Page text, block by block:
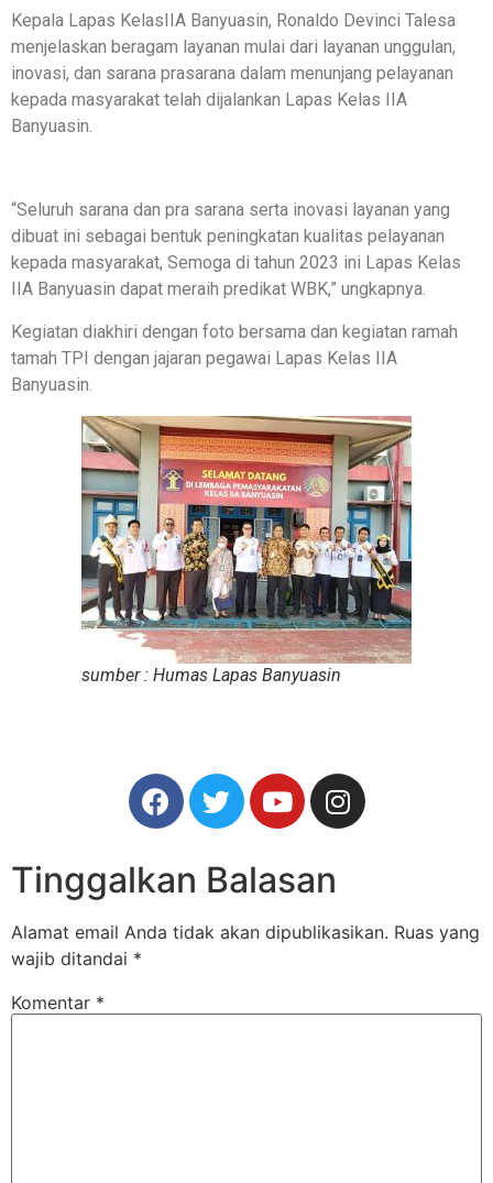
Kepala Lapas KelasIIA Banyuasin, Ronaldo Devinci Talesa
menjelaskan beragam layanan mulai dari layanan unggulan,
inovasi, dan sarana prasarana dalam menunjang pelayanan
kepada masyarakat telah dijalankan Lapas Kelas IIA
Banyuasin.
“Seluruh sarana dan pra sarana serta inovasi layanan yang
dibuat ini sebagai bentuk peningkatan kualitas pelayanan
kepada masyarakat, Semoga di tahun 2023 ini Lapas Kelas
IIA Banyuasin dapat meraih predikat WBK,” ungkapnya.
Kegiatan diakhiri dengan foto bersama dan kegiatan ramah
tamah TPI dengan jajaran pegawai Lapas Kelas IIA
Banyuasin.
sumber : Humas Lapas Banyuasin
Tinggalkan Balasan
Alamat email Anda tidak akan dipublikasikan. Ruas yang
wajib ditandai *
Komentar *